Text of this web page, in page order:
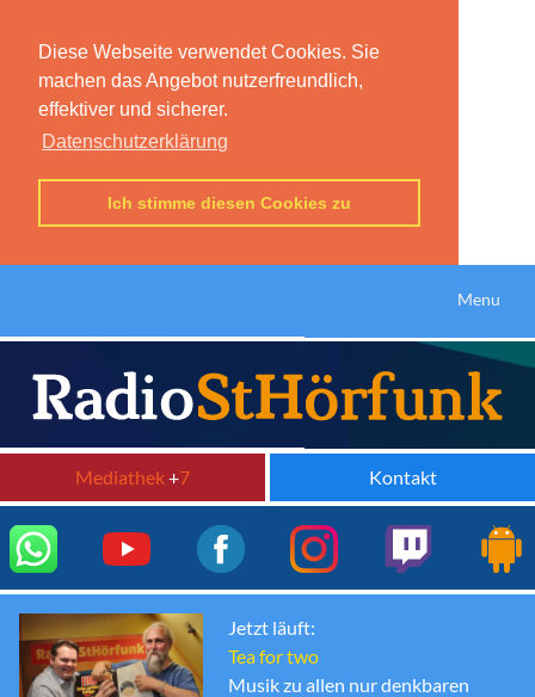
Diese Webseite verwendet Cookies. Sie
machen das Angebot nutzerfreundlich,
effektiver und sicherer.
Datenschutzerklärung
Ich stimme diesen Cookies zu
Menu
Mediathek+7 Kontakt
Jetzt läuft:
Tea for two
Musik zu allen nur denkbaren